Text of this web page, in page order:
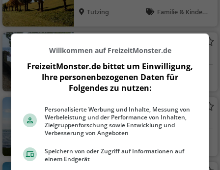
Tutzing
Familie & Kinder,
Park in Tutzing
Tutzing
Familie & Kinder,
Natur
Segelschule Tutzing Bootshaus
Bootsverleih in Tutzing
Natur
Willkommen auf FreizeitMonster.de
FreizeitMonster.de bittet um Einwilligung,
Ihre personenbezogenen Daten für
Folgendes zu nutzen:
Personalisierte Werbung und Inhalte, Messung von
Werbeleistung und der Performance von Inhalten,
Zielgruppenforschung sowie Entwicklung und
Verbesserung von Angeboten
Speichern von oder Zugriff auf Informationen auf
einem Endgerät